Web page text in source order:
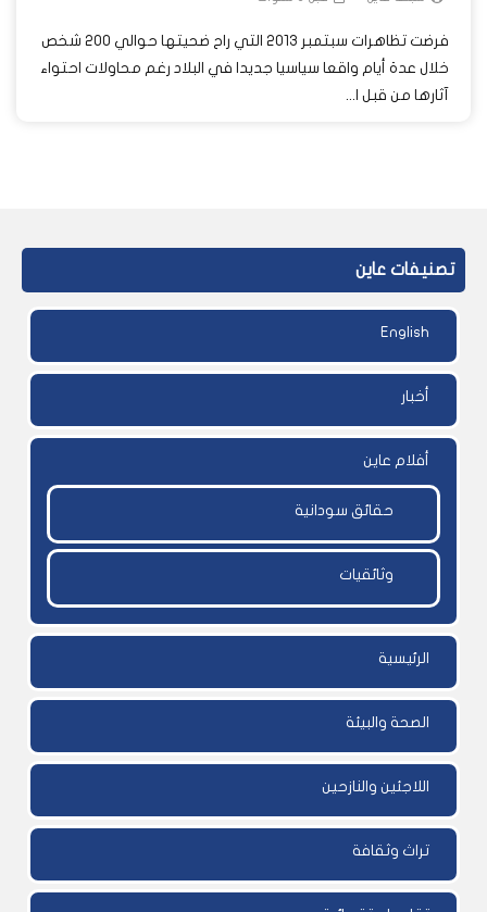
فرضت تظاهرات سبتمبر 2013 التي راح ضحيتها حوالي 200 شخص
خلال عدة أيام واقعا سياسيا جديدا في البلاد رغم محاولات احتواء
آثارها من قبل ا...
تصنيفات عاين
English
أخبار
أفلام عاين
حقائق سودانية
وثائقيات
الرئيسية
الصحة والبيئة
اللاجئين والنازحين
تراث وثقافة